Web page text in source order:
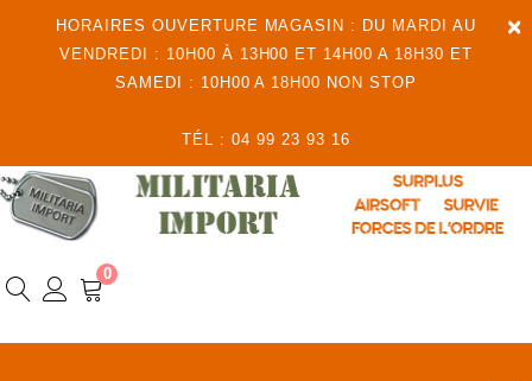
×
HORAIRES OUVERTURE MAGASIN : DU MARDI AU
VENDREDI : 10H00 À 13H00 ET 14H00 A 18H30 ET
SAMEDI : 10H00 A 18H00 NON STOP
TÉL : 04 99 23 93 16
0